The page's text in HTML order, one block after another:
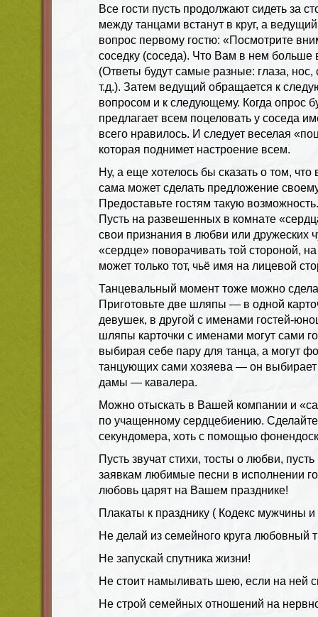
Все гости пусть продолжают сидеть за
между танцами встанут в круг, а
вопрос первому гостю: «Посмотрите
соседку (соседа). Что Вам в нем больше
(Ответы будут самые разные: глаза, нос,
т.д.). Затем ведущий обращается к
вопросом и к следующему. Когда опрос
предлагает всем поцеловать у соседа
всего нравилось. И следует веселая
которая поднимет настроение всем.
Ну, а еще хотелось бы сказать о том, что
сама может сделать предложение
Предоставьте гостям такую возможность.
Пусть на развешенных в комнате
свои признания в любви или дружеских
«сердце» поворачивать той стороной, на
может только тот, чьё имя на лицевой
Танцевальный момент тоже можно
Приготовьте две шляпы — в одной
девушек, в другой с именами гостей-
шляпы карточки с именами могут сами
выбирая себе пару для танца, а могут
танцующих сами хозяева — он выбирает
дамы — кавалера.
Можно отыскать в Вашей компании и
по учащенному сердцебиению.
секундомера, хоть с помощью
Пусть звучат стихи, тосты о любви,
заявкам любимые песни в исполнении
любовь царят на Вашем празднике!
Плакаты к празднику ( Кодекс мужчины
Не делай из семейного круга любовный
Не запускай спутника жизни!
Не стоит намыливать шею, если на ней
Не строй семейных отношений на